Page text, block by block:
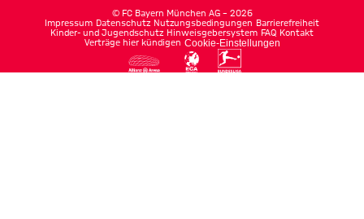
© FC Bayern München AG – 2026
Impressum Datenschutz Nutzungsbedingungen Barrierefreiheit
Kinder- und Jugendschutz Hinweisgebersystem FAQ Kontakt
Verträge hier kündigen Cookie-Einstellungen